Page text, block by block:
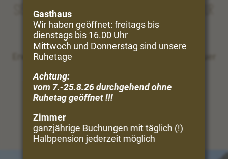
Sie träumen vom Urlaub in Bergen und Natur
Perfekt!
Erwandern Sie direkt vom Hof aus die Vinschgauer
UNSERE VIELFALT
Gasthaus
Wir haben geöffnet: freitags bis
dienstags bis 16.00 Uhr
Mittwoch und Donnerstag sind unsere
Ruhetage
Achtung:
vom 7.-25.8.26 durchgehend ohne
Ruhetag geöffnet !!!
Zimmer
ganzjährige Buchungen mit täglich (!)
Halbpension jederzeit möglich